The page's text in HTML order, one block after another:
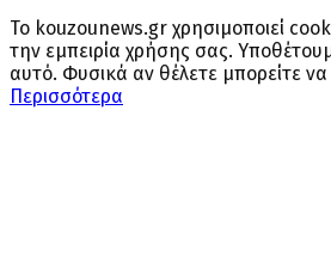
Το kouzounews.gr χρησιμοποιεί
την εμπειρία χρήσης σας.
αυτό. Φυσικά αν θέλετε μπορείτε να
Περισσότερα